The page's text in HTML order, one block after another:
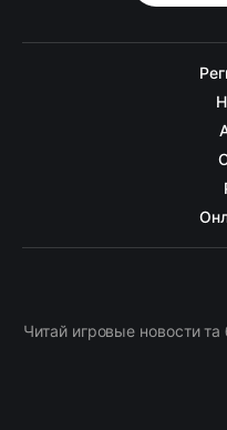
Читай игровые новости